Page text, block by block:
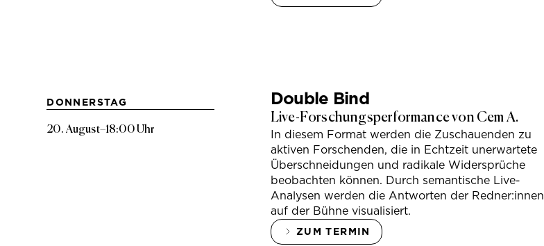
DONNERSTAG
20. August–18:00 Uhr
Double Bind
Live-Forschungsperformance von Cem A.
In diesem Format werden die Zuschauenden zu
aktiven Forschenden, die in Echtzeit unerwartete
Überschneidungen und radikale Widersprüche
beobachten können. Durch semantische Live-
Analysen werden die Antworten der Redner:innen
auf der Bühne visualisiert.
ZUM TERMIN